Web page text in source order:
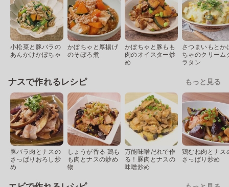
小松菜と豚バラの
あんかけかぼちゃ
かぼちゃと厚揚げ
のそぼろ煮
かぼちゃと豚もも
肉のオイスター炒
め
さつまいもとか
ちゃのクリーム
ラタン
ナスで作れるレシピ もっと見る
豚バラ肉とナスの
さっぱりおろし炒
め
しょうが香る 鶏も
も肉とナスの炒め
物
万能味噌だれで作
る！豚肉とナスの
味噌炒め
鶏むね肉とナス
さっぱり炒め